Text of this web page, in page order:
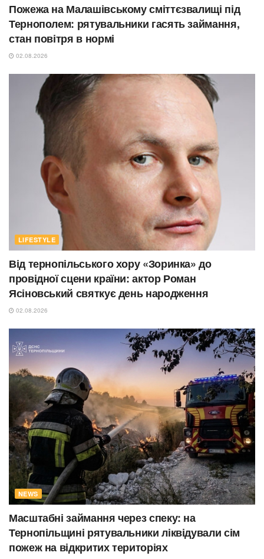
Пожежа на Малашівському сміттєзвалищі під
Тернополем: рятувальники гасять займання,
стан повітря в нормі
02.08.2026
LIFESTYLE
Від тернопільського хору «Зоринка» до
провідної сцени країни: актор Роман
Ясіновський святкує день народження
02.08.2026
NEWS
Масштабні займання через спеку: на
Тернопільщині рятувальники ліквідували сім
пожеж на відкритих територіях